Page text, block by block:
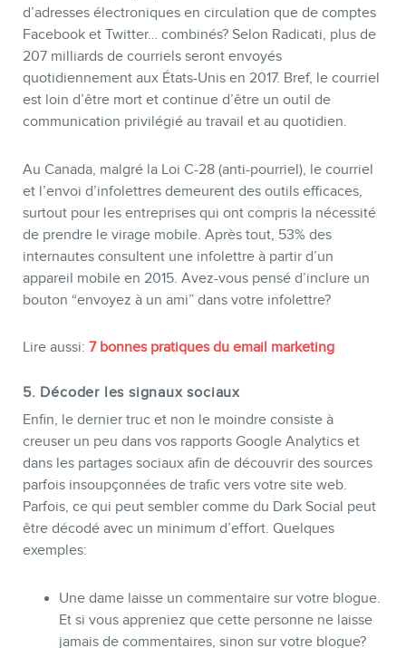
d’adresses électroniques en circulation que de comptes
Facebook et Twitter… combinés? Selon Radicati, plus de
207 milliards de courriels seront envoyés
quotidiennement aux États-Unis en 2017. Bref, le courriel
est loin d’être mort et continue d’être un outil de
communication privilégié au travail et au quotidien.
Au Canada, malgré la Loi C-28 (anti-pourriel), le courriel
et l’envoi d’infolettres demeurent des outils efficaces,
surtout pour les entreprises qui ont compris la nécessité
de prendre le virage mobile. Après tout, 53% des
internautes consultent une infolettre à partir d’un
appareil mobile en 2015. Avez-vous pensé d’inclure un
bouton “envoyez à un ami” dans votre infolettre?
Lire aussi: 7 bonnes pratiques du email marketing
5. Décoder les signaux sociaux
Enfin, le dernier truc et non le moindre consiste à
creuser un peu dans vos rapports Google Analytics et
dans les partages sociaux afin de découvrir des sources
parfois insoupçonnées de trafic vers votre site web.
Parfois, ce qui peut sembler comme du Dark Social peut
être décodé avec un minimum d’effort. Quelques
exemples:
Une dame laisse un commentaire sur votre blogue.
Et si vous appreniez que cette personne ne laisse
jamais de commentaires, sinon sur votre blogue?